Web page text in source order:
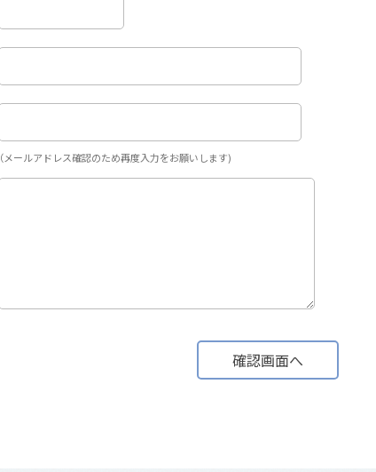
（メールアドレス確認のため再度入力をお願いします)